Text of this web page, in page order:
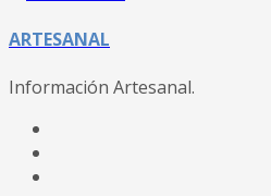
ARTESANAL
Información Artesanal.